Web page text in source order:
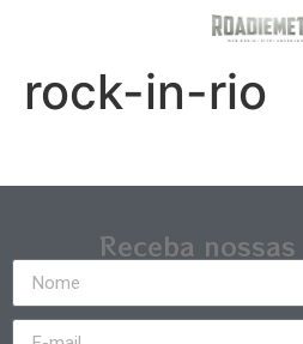
rock-in-rio
Receba